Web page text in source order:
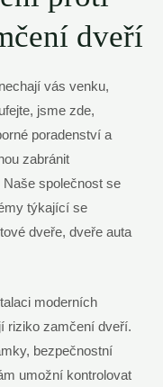
dveří
vás venku,
jsme zde,
poradenství a
zabránit
společnost se
týkající se
dveře, dveře auta
moderních
riziko zamčení dveří.
bezpečnostní
umožní kontrolovat